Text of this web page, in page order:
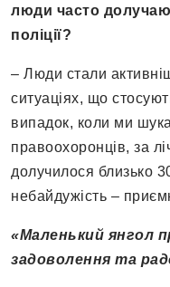
люди часто
поліції?
– Люди стали
ситуаціях, що
випадок, коли ми
правоохоронців, за
долучилося близько
небайдужість –
«Маленький янгол
задоволення та